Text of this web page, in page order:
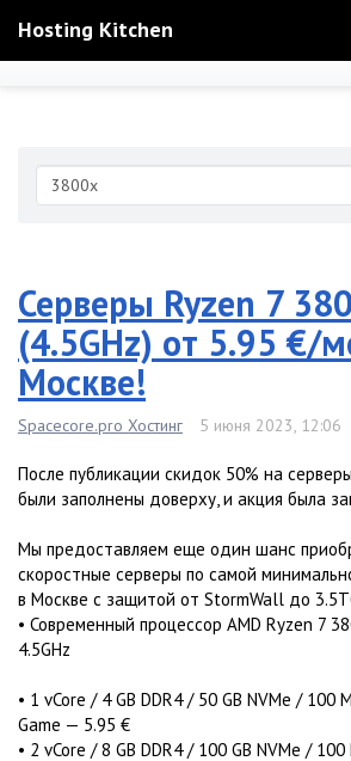
Hosting Kitchen
Серверы Ryzen 7
(4.5GHz) от 5.95 €/
Москве!
Spacecore.pro Хостинг 5 июня 2023, 12:06
После публикации скидок 50% на
были заполнены доверху, и акция была
Мы предоставляем еще один шанс
скоростные серверы по самой
в Москве с защитой от StormWall до
• Современный процессор AMD Ryzen 7
4.5GHz
• 1 vCore / 4 GB DDR4 / 50 GB NVMe / 100
Game — 5.95 €
• 2 vCore / 8 GB DDR4 / 100 GB NVMe /